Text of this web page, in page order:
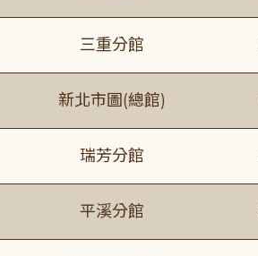
三重分館
新北市圖(總館)
瑞芳分館
平溪分館